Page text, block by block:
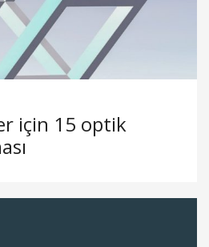
için 15 optik